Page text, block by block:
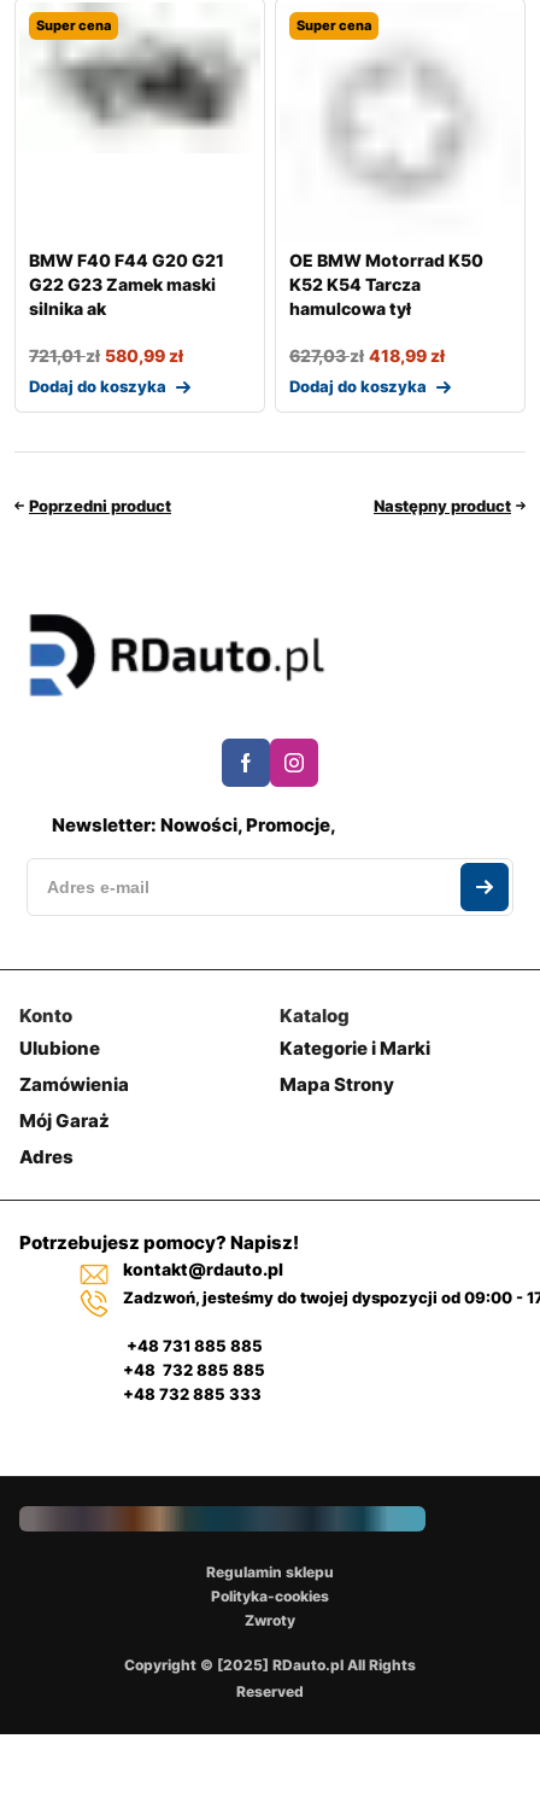
Super cena
BMW F40 F44 G20 G21
G22 G23 Zamek maski
silnika ak
721,01zł 580,99zł
Dodaj do koszyka
Super cena
OE BMW Motorrad K50
K52 K54 Tarcza
hamulcowa tył
627,03zł 418,99zł
Dodaj do koszyka
Poprzedni product Następny product
Newsletter: Nowości, Promocje,
Konto
Ulubione
Zamówienia
Mój Garaż
Adres
Katalog
Kategorie i Marki
Mapa Strony
Potrzebujesz pomocy? Napisz!
kontakt@rdauto.pl
Zadzwoń, jesteśmy do twojej dyspozycji od 09:00 -
+48 731 885 885
+48 732 885 885
+48 732 885 333
Copyright © [2025] RDauto.pl All Rights
Reserved
Regulamin sklepu
Polityka-cookies
Zwroty